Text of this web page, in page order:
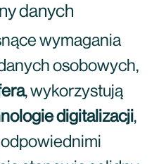
danych
wymagania
osobowych,
, wykorzystują
digitalizacji,
odpowiednimi